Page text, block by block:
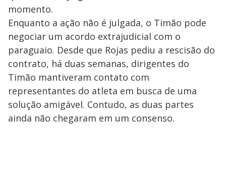
momento.
Enquanto a ação não é julgada, o Timão pode
negociar um acordo extrajudicial com o
paraguaio. Desde que Rojas pediu a rescisão do
contrato, há duas semanas, dirigentes do
Timão mantiveram contato com
representantes do atleta em busca de uma
solução amigável. Contudo, as duas partes
ainda não chegaram em um consenso.